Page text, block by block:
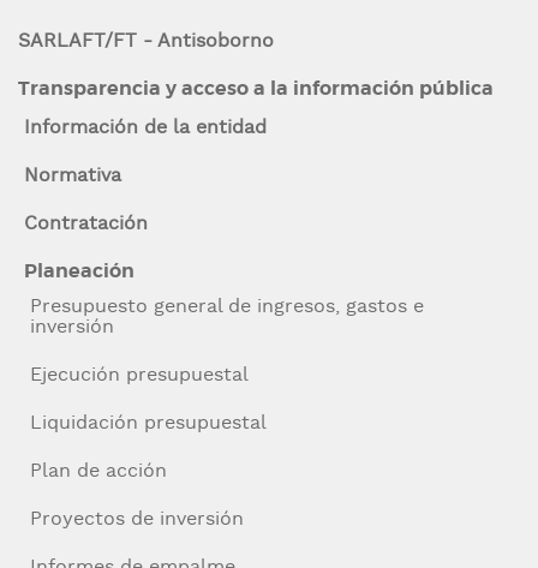
SARLAFT/FT - Antisoborno
Transparencia y acceso a la información pública
Información de la entidad
Normativa
Contratación
Planeación
Presupuesto general de ingresos, gastos e
inversión
Ejecución presupuestal
Liquidación presupuestal
Plan de acción
Proyectos de inversión